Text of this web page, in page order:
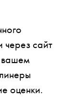
через сайт
вашем
оценки.